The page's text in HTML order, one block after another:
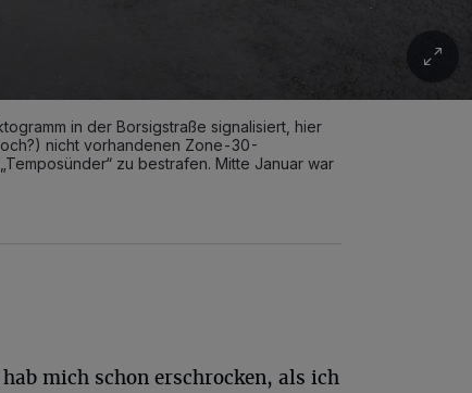
in der Borsigstraße signalisiert, hier
nicht vorhandenen Zone-30-
zu bestrafen. Mitte Januar war
mich schon erschrocken, als ich